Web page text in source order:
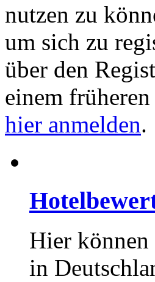
nutzen zu
um sich zu
über den
einem
hier anmelden.
Hier
in